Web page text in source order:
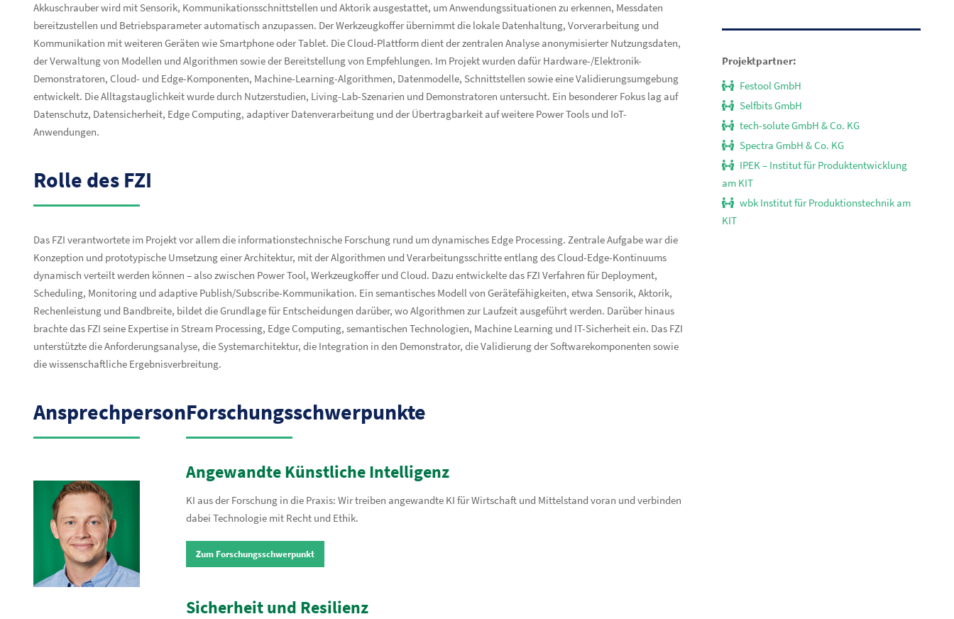
Akkuschrauber wird mit Sensorik, Kommunikationsschnittstellen und Aktorik ausgestattet, um Anwendungssituationen zu erkennen, Messdaten
bereitzustellen und Betriebsparameter automatisch anzupassen. Der Werkzeugkoffer übernimmt die lokale Datenhaltung, Vorverarbeitung und
Kommunikation mit weiteren Geräten wie Smartphone oder Tablet. Die Cloud-Plattform dient der zentralen Analyse anonymisierter Nutzungsdaten,
der Verwaltung von Modellen und Algorithmen sowie der Bereitstellung von Empfehlungen. Im Projekt wurden dafür Hardware-/Elektronik-
Demonstratoren, Cloud- und Edge-Komponenten, Machine-Learning-Algorithmen, Datenmodelle, Schnittstellen sowie eine Validierungsumgebung
entwickelt. Die Alltagstauglichkeit wurde durch Nutzerstudien, Living-Lab-Szenarien und Demonstratoren untersucht. Ein besonderer Fokus lag auf
Datenschutz, Datensicherheit, Edge Computing, adaptiver Datenverarbeitung und der Übertragbarkeit auf weitere Power Tools und IoT-
Anwendungen.
Rolle des FZI
Das FZI verantwortete im Projekt vor allem die informationstechnische Forschung rund um dynamisches Edge Processing. Zentrale Aufgabe war die
Konzeption und prototypische Umsetzung einer Architektur, mit der Algorithmen und Verarbeitungsschritte entlang des Cloud-Edge-Kontinuums
dynamisch verteilt werden können – also zwischen Power Tool, Werkzeugkoffer und Cloud. Dazu entwickelte das FZI Verfahren für Deployment,
Scheduling, Monitoring und adaptive Publish/Subscribe-Kommunikation. Ein semantisches Modell von Gerätefähigkeiten, etwa Sensorik, Aktorik,
Rechenleistung und Bandbreite, bildet die Grundlage für Entscheidungen darüber, wo Algorithmen zur Laufzeit ausgeführt werden. Darüber hinaus
brachte das FZI seine Expertise in Stream Processing, Edge Computing, semantischen Technologien, Machine Learning und IT-Sicherheit ein. Das FZI
unterstützte die Anforderungsanalyse, die Systemarchitektur, die Integration in den Demonstrator, die Validierung der Softwarekomponenten sowie
die wissenschaftliche Ergebnisverbreitung.
AnsprechpersonForschungsschwerpunkte
Angewandte Künstliche Intelligenz
KI aus der Forschung in die Praxis: Wir treiben angewandte KI für Wirtschaft und Mittelstand voran und verbinden
dabei Technologie mit Recht und Ethik.
Zum Forschungsschwerpunkt
Sicherheit und Resilienz
Projektpartner:
Festool GmbH
Selfbits GmbH
tech-solute GmbH & Co. KG
Spectra GmbH & Co. KG
IPEK – Institut für Produktentwicklung
am KIT
wbk Institut für Produktionstechnik am
KIT